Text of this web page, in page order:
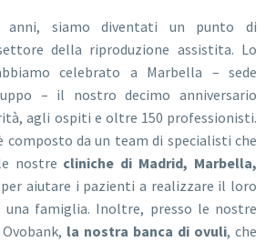
anni, siamo diventati un punto di
della riproduzione assistita. Lo
celebrato a Marbella – sede
– il nostro decimo anniversario
agli ospiti e oltre 150 professionisti.
da un team di specialisti che
nostre cliniche di Madrid, Marbella,
aiutare i pazienti a realizzare il loro
una famiglia. Inoltre, presso le nostre
la nostra banca di ovuli, che